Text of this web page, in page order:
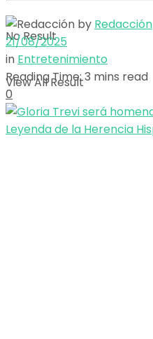
No Result
View All Result
by Redacción
21/08/2025
in Entretenimiento
Reading Time: 3 mins read
0